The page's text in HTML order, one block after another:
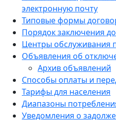
электронную почту
Типовые формы
Порядок заключения
Центры обслуживания
Объявления об
Архив объявлений
Способы оплаты и
Тарифы для населения
Диапазоны
Уведомления о